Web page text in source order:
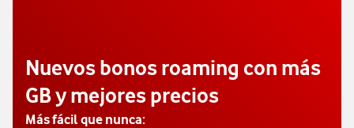
Nuevos bonos roaming con más
GB y mejores precios
Más fácil que nunca: